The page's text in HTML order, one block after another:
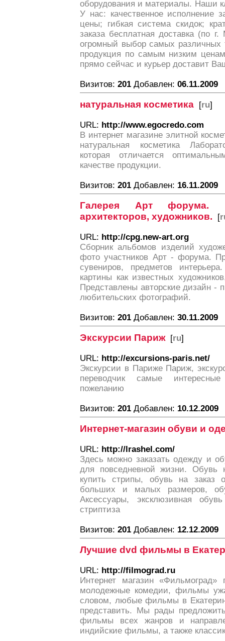
оборудования и материалы. Наши
У нас: качественное исполнение
цены; гибкая система скидок;
заказа бесплатная доставка (по
огромный выбор самых различных
продукция по самым низким
прямо сейчас и курьер доставит
Визитов: 201 Добавлен: 06.11.2009
натуральная косметика [ru]
URL: http://www.egocredo.com
В интернет магазине элитной
натуральная косметика
которая отличается
качестве продукции.
Визитов: 201 Добавлен: 16.11.2009
Галерея Арт форума.
архитекторов, художников. [
URL: http://cpg.new-art.org
Сборник альбомов изделий
фото участников Арт - форума.
сувениров, предметов
картины как известных
Представлены авторские дизайн -
любительских фотографий.
Визитов: 201 Добавлен: 30.11.2009
Экскурсии Париж[ru]
URL: http://excursions-paris.net/
Экскурсии в Париже Париж,
переводчик самые
пожеланию
Визитов: 201 Добавлен: 10.12.2009
Интернет-магазин обуви и
URL: http://lrashel.com/
Здесь можно заказать одежду и
для повседневной жизни. Обувь
купить стрипы, обувь на заказ
больших и малых размеров,
Аксессуары, эксклюзивная
стриптиза
Визитов: 201 Добавлен: 12.12.2009
Лучшие dvd фильмы в
URL: http://filmograd.ru
Интернет магазин «Фильмоград»
молодежные комедии, фильмы
словом, любые фильмы в
представить. Мы рады
фильмы всех жанров и
индийские фильмы, а также